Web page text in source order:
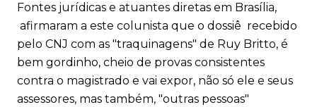
Fontes jurídicas e atuantes diretas em Brasília,
afirmaram a este colunista que o dossiê recebido
pelo CNJ com as "traquinagens" de Ruy Britto, é
bem gordinho, cheio de provas consistentes
contra o magistrado e vai expor, não só ele e seus
assessores, mas também, "outras pessoas"